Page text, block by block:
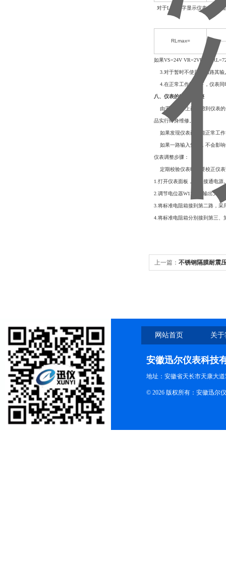
对于LED数字显示仪表（隔离
RLmax=
如果VS=24V VR=2VPP 则
3.对于暂时不使用的回路其输
4.在正常工作情况下，仪表同
八 、仪表的维修与调整
由于在设计上已考虑到仪表
品实行终身维修。
如果发现仪表已不能正常工作
如果一路输入短路，不会影响
仪表调整步骤：
定期校验仪表时需要校正仪表
1.打开仪表面板，按图接通电
2.调节电位器W11，使输出为
3.将标准电阻箱接到第二路，采
4.将标准电阻箱分别接到第三、
上一篇： 不锈钢隔膜耐震
网站首页 关
安徽迅尔仪表科技
地址：安徽省天长市天康大道
© 2026 版权所有：安徽迅尔